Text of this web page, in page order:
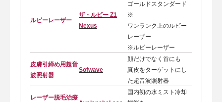
ルビーレーザー
ザ・ルビー Z1
Nexus
ゴールドスタンダード
※
ワンランク上のルビー
レーザー
※ルビーレーザー
皮膚引締め用超音
波照射器
Sofwave
顔だけでなく首にも
真皮をターゲットにし
た超音波照射器
レーザー脱毛治療
国内初の水ミスト冷却